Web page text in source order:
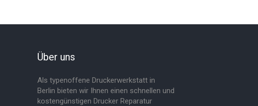
Über uns
Als typenoffene Druckerwerkstatt in
Berlin bieten wir Ihnen einen schnellen und
kostengünstigen Drucker Reparatur